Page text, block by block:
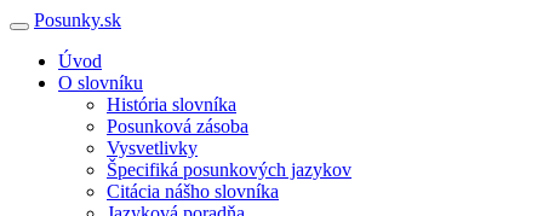
Posunky.sk
Úvod
O slovníku
História slovníka
Posunková zásoba
Vysvetlivky
Špecifiká posunkových jazykov
Citácia nášho slovníka